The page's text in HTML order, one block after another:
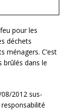
pour les
déchets
ménagers. C’est
brûlés dans le
2012 sus-